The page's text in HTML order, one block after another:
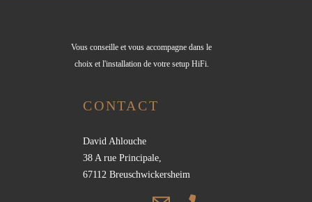
Vous conseille et vous accompagne dans le
choix et l'installation de votre setup HiFi.
CONTACT
David Ahlouche
38 A rue Principale,
67112 Breuschwickersheim